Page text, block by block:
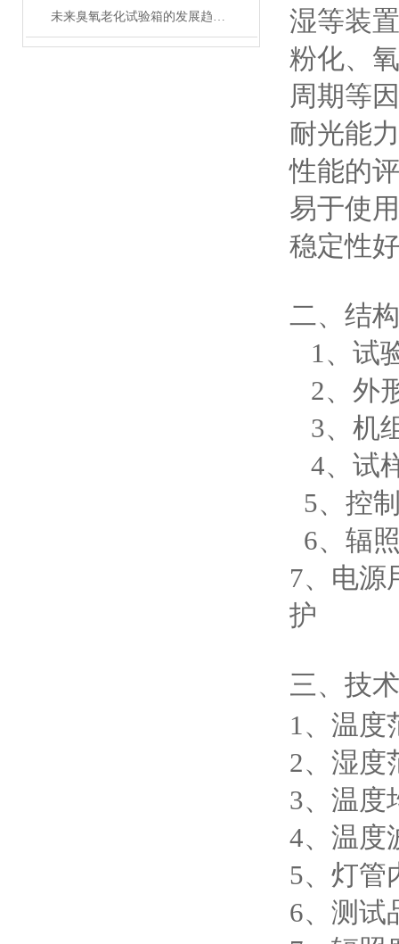
未来臭氧老化试验箱的发展趋势是什么？
湿等装
粉化、
周期等
耐光能
性能的
易于使
稳定性
二、结
1、试
2、外
3、
4、试
5、控
6、辐
7、电源
护
三、技
1、温
2、湿度
3、温
4、温度
5、
6、测试